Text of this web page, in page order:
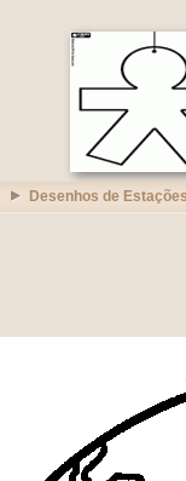
Desenhos de Estações